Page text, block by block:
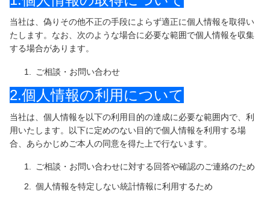
季節のイベントクルーズ
ぐるっとびわ湖島めぐり
人気ランキング
びわ湖クルーズとは
港へのアクセス
乗船までの流れ
当社は、偽りその他不正の手段によらず適正に個人情報を取得い
たします。なお、次のような場合に必要な範囲で個人情報を収集
する場合があります。
ご相談・お問い合わせ
2.個人情報の利用について
当社は、個人情報を以下の利用目的の達成に必要な範囲内で、利
用いたします。以下に定めのない目的で個人情報を利用する場
合、あらかじめご本人の同意を得た上で行ないます。
ご相談・お問い合わせに対する回答や確認のご連絡のため
個人情報を特定しない統計情報に利用するため